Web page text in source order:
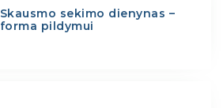
Skausmo sekimo dienynas –
forma pildymui